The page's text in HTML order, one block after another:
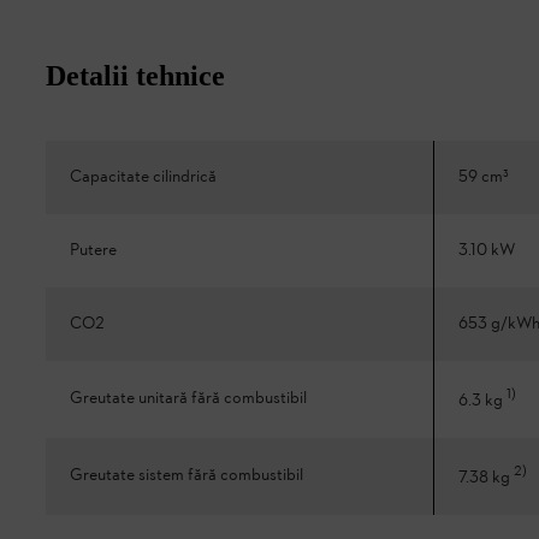
Detalii tehnice
Capacitate cilindrică 59 cm³
Putere 3.10 kW
CO2 653 g/kWh
Greutate unitară fără combustibil 6.3 kg 1)
Greutate sistem fără combustibil 7.38 kg 2)